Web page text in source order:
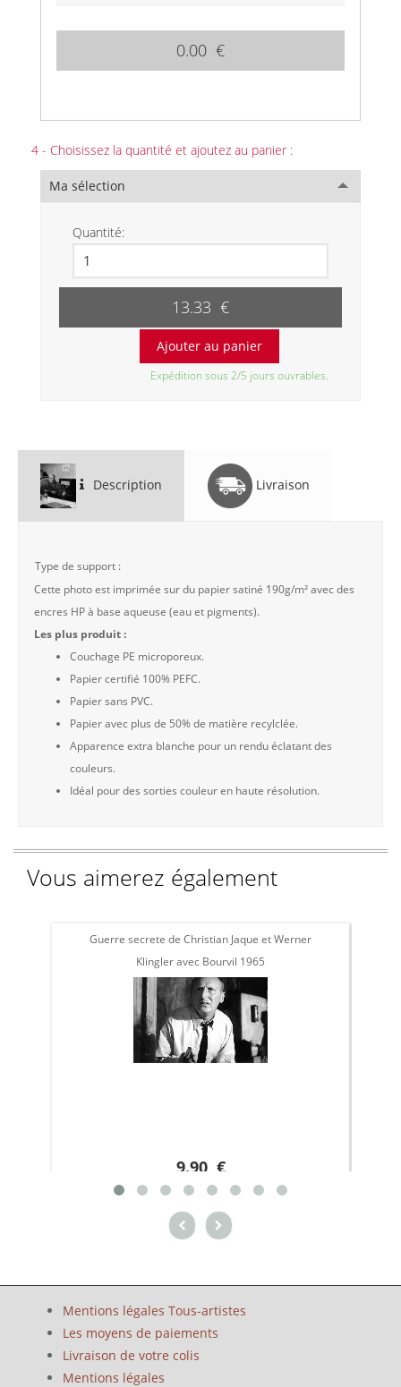
0.00 €
4 - Choisissez la quantité et ajoutez au panier :
Ma sélection
Quantité:
13.33 €
Expédition sous 2/5 jours ouvrables.
Description Livraison
Type de support :
Cette photo est imprimée sur du papier satiné 190g/m² avec des
encres HP à base aqueuse (eau et pigments).
Les plus produit :
Couchage PE microporeux.
Papier certifié 100% PEFC.
Papier sans PVC.
Papier avec plus de 50% de matière recylclée.
Apparence extra blanche pour un rendu éclatant des
couleurs.
Idéal pour des sorties couleur en haute résolution.
Vous aimerez également
Guerre secrete de Christian Jaque et Werner
Klingler avec Bourvil 1965
9.90 €
Mentions légales Tous-artistes
Les moyens de paiements
Livraison de votre colis
Mentions légales